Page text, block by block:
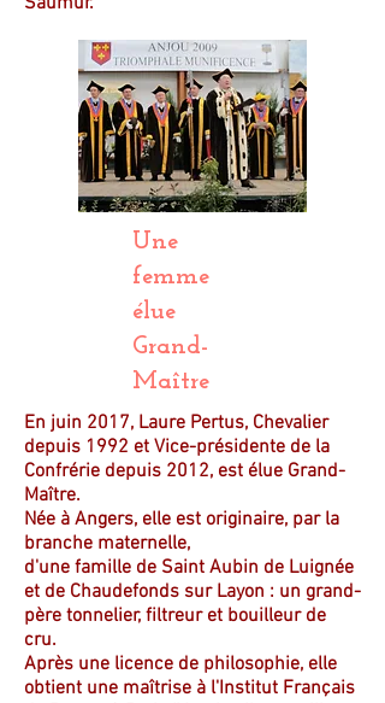
Une
femme
élue
Grand-
Maître
En juin 2017, Laure Pertus, Chevalier
depuis 1992 et Vice-présidente de la
Confrérie depuis 2012, est élue Grand-
Maître.
Née à Angers, elle est originaire, par la
branche maternelle,
d'une famille de Saint Aubin de Luignée
et de Chaudefonds sur Layon : un grand-
père tonnelier, filtreur et bouilleur de
cru.
Après une licence de philosophie, elle
obtient une maîtrise à l'Institut Français